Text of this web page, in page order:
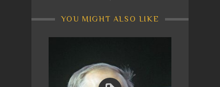
YOU MIGHT ALSO LIKE